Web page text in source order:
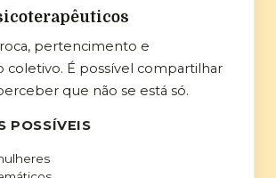
pertencimento e
coletivo. É possível compartilhar
que não se está só.
POSSÍVEIS